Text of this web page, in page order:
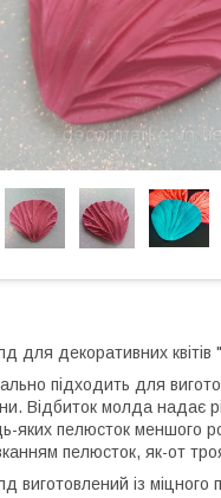
для декоративних квітів
підходить для
Відбиток молда надає
яких пелюсток меншого
пелюсток, як-от
виготовлений із міцного